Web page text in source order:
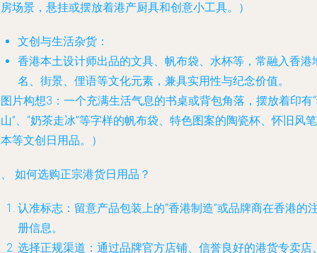
场景，悬挂或摆放着港产厨具和创意小工具。）
文创与生活杂货 ：
香港本土设计师出品的文具、帆布袋、水杯等，常融入香港
名、街景、俚语等文化元素，兼具实用性与纪念价值。
片构想3：一个充满生活气息的书桌或背包角落，摆放着印有
”、“奶茶走冰”等字样的帆布袋、特色图案的陶瓷杯、怀旧风笔
等文创日用品。）
如何选购正宗港货日用品？
认准标志 ：留意产品包装上的“香港制造”或品牌商在香港的
册信息。
选择正规渠道 ：通过品牌官方店铺、信誉良好的港货专卖店